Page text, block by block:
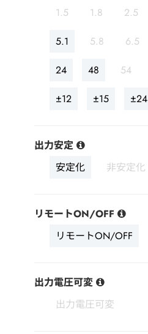
1.5
1.8 2.5
5.1 5.8 6.5
24 48 54
±12 ±15 ±24
出力安定
安定化
非安定化
リモートON/OFF
リモートON/OFF
出力電圧可変
出力電圧可変